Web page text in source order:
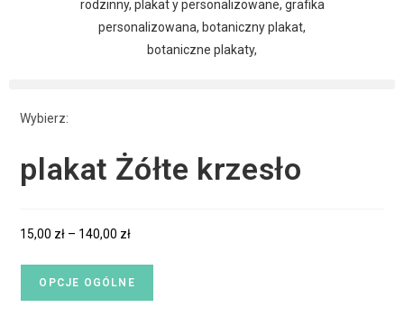
Wybierz:
plakat Żółte krzesło
15,00 zł – 140,00 zł
OPCJE OGÓLNE